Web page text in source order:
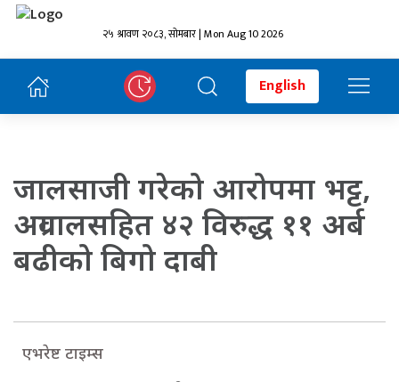
२५ श्रावण २०८३, सोमबार | Mon Aug 10 2026
English
जालसाजी गरेको आरोपमा भट्ट,
अग्रवालसहित ४२ विरुद्ध ११ अर्ब
बढीको बिगो दाबी
एभरेष्ट टाइम्स